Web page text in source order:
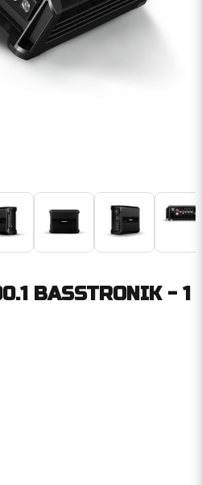
BASSTRONIK - 1